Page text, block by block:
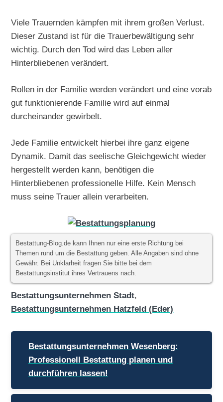
Viele Trauernden kämpfen mit ihrem großen Verlust.
Dieser Zustand ist für die Trauerbewältigung sehr
wichtig. Durch den Tod wird das Leben aller
Hinterbliebenen verändert.
Rollen in der Familie werden verändert und eine vorab
gut funktionierende Familie wird auf einmal
durcheinander gewirbelt.
Jede Familie entwickelt hierbei ihre ganz eigene
Dynamik. Damit das seelische Gleichgewicht wieder
hergestellt werden kann, benötigen die
Hinterbliebenen professionelle Hilfe. Kein Mensch
muss seine Trauer allein verarbeiten.
Bestattung-Blog.de kann Ihnen nur eine erste Richtung bei
Themen rund um die Bestattung geben. Alle Angaben sind ohne
Gewähr. Bei Unklarheit fragen Sie bitte bei dem
Bestattungsinstitut ihres Vertrauens nach.
Bestattungsunternehmen Stadt,
Bestattungsunternehmen Hatzfeld (Eder)
Beitragsnavigation
Bestattungsunternehmen Wesenberg:
Professionell Bestattung planen und
durchführen lassen!